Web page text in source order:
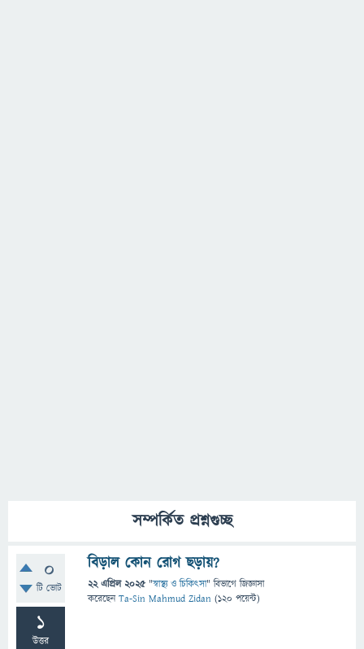
সম্পর্কিত প্রশ্নগুচ্ছ
0
টি ভোট
1
উত্তর
বিড়াল কোন রোগ ছড়ায়?
22 এপ্রিল 2025 "স্বাস্থ্য ও চিকিৎসা" বিভাগে জিজ্ঞাসা
করেছেনTa-Sin Mahmud Zidan (120 পয়েন্ট)